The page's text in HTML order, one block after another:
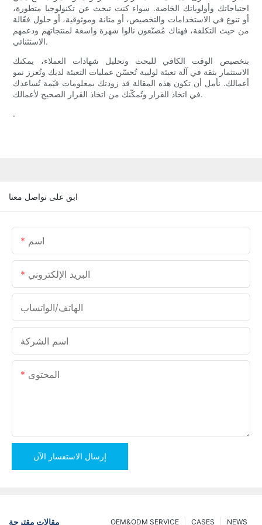
احتياجاتك وأولوياتك الخاصة. سواء كنت تبحث عن تكنولوجيا متطورة،
أو تنوع في الاستخدامات والتخصيص، أو متانة وموثوقية، أو حلول فعّالة
من حيث التكلفة، فهناك مُصنّعون نالوا شهرة واسعة لمنتجاتهم ودعمهم
الاستثنائي.
بتخصيص الوقت الكافي للبحث وتحليل شهادات العملاء، يمكنك
الاستثمار بثقة في آلة تعبئة لولبية تُحسّن عمليات التعبئة لديك وتُعزز نمو
أعمالك. نأمل أن تكون هذه المقالة قد زودتك بمعلومات قيّمة تُساعدك
في اتخاذ القرار وتُمكّنك من اتخاذ القرار الصحيح لأعمالك.
.
ابق على تواصل معنا
اسم
البريد الإلكتروني
الهاتف/الواتساب
اسم الشركة
المحتوى
إرسال الاستفسار الآن
مقالات مقترحة NEWS
CASES
OEM&ODM SERVICE